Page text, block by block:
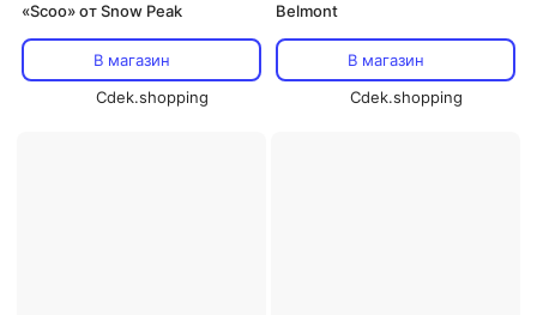
«Scoo» от Snow Peak
В магазин
Cdek.shopping
Belmont
В магазин
Cdek.shopping